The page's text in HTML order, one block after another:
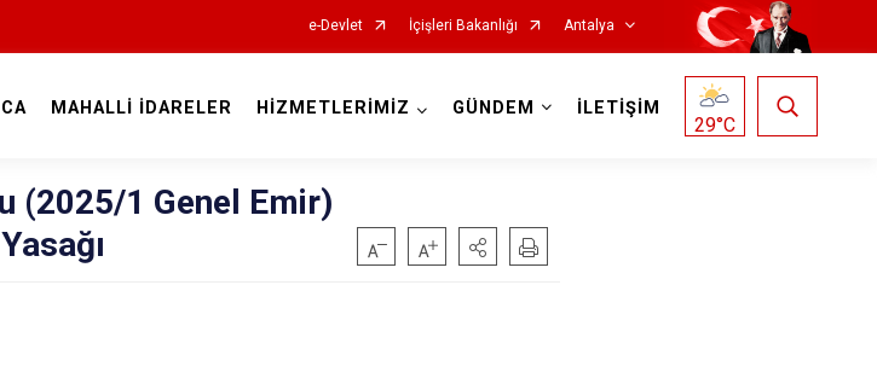
e-Devlet İçişleri Bakanlığı Antalya
MAHALLİ İDARELER HİZMETLERİMİZ GÜNDEM İLETİŞİM
29°C
(2025/1 Genel Emir)